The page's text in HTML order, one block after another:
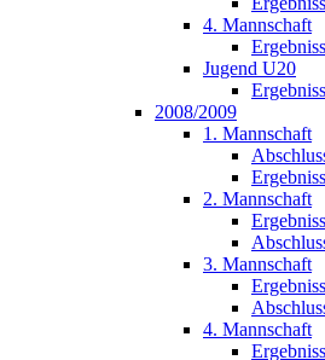
4. Mannschaft
Jugend U20
2008/2009
1. Mannschaft
2. Mannschaft
3. Mannschaft
4. Mannschaft